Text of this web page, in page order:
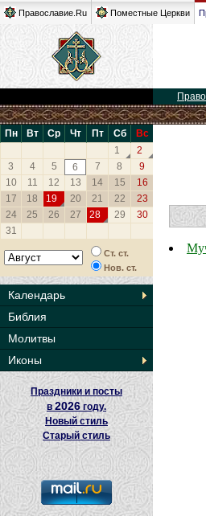
Православие.Ru Поместные Церкви
Пн Вт Ср Чт Пт Сб
Вс
1
2
3
4 5 6 7 8
9
10
11 12 13 14 15
16
17
18 19 20 21 22
23
24
25 26 27 28 29
30
31
Ст. ст.
Нов. ст.
Календарь
Библия
Молитвы
Иконы
Праздники и посты
в2026 году.
Новый стиль
Старый стиль